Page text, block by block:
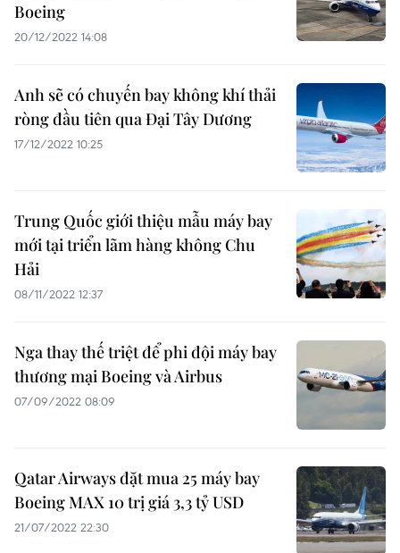
Boeing
20/12/2022 14:08
Anh sẽ có chuyến bay không khí thải
ròng đầu tiên qua Đại Tây Dương
17/12/2022 10:25
Trung Quốc giới thiệu mẫu máy bay
mới tại triển lãm hàng không Chu
Hải
08/11/2022 12:37
Nga thay thế triệt để phi đội máy bay
thương mại Boeing và Airbus
07/09/2022 08:09
Qatar Airways đặt mua 25 máy bay
Boeing MAX 10 trị giá 3,3 tỷ USD
21/07/2022 22:30